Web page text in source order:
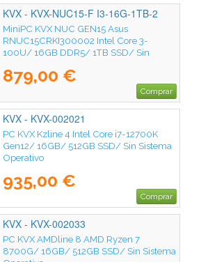
KVX - KVX-NUC15-F I3-16G-1TB-2
MiniPC KVX NUC GEN15 Asus
RNUC15CRKI300002 Intel Core 3-
100U/ 16GB DDR5/ 1TB SSD/ Sin
879,00 €
Comprar
KVX - KVX-002021
PC KVX Kzline 4 Intel Core i7-12700K
Gen12/ 16GB/ 512GB SSD/ Sin Sistema
Operativo
935,00 €
Comprar
KVX - KVX-002033
PC KVX AMDline 8 AMD Ryzen 7
8700G/ 16GB/ 512GB SSD/ Sin Sistema